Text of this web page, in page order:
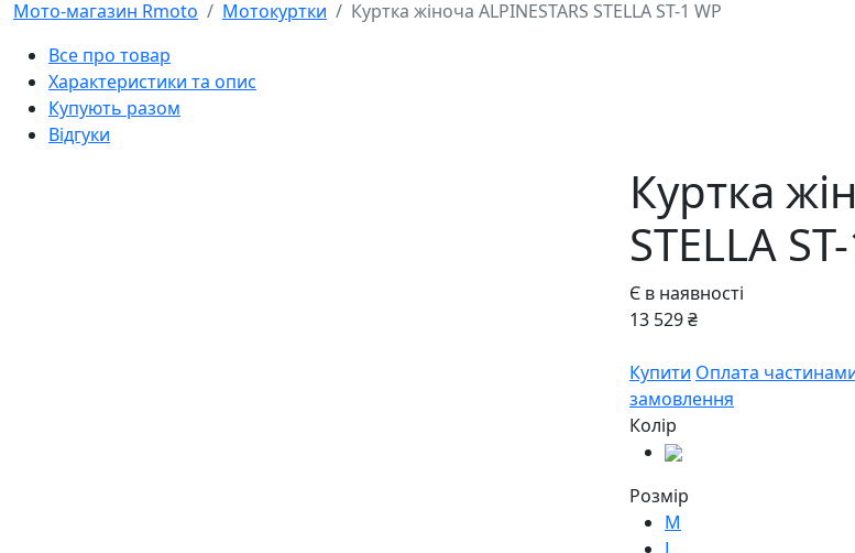
Мото-магазин Rmoto
Мотокуртки
Куртка жіноча ALPINESTARS STELLA ST-1 WP
Все про товар
Характеристики та опис
Купують разом
Відгуки
Куртка
STELLA
Є в наявності
13 529 ₴
Купити Оплата
замовлення
Колір
Розмір
M
L